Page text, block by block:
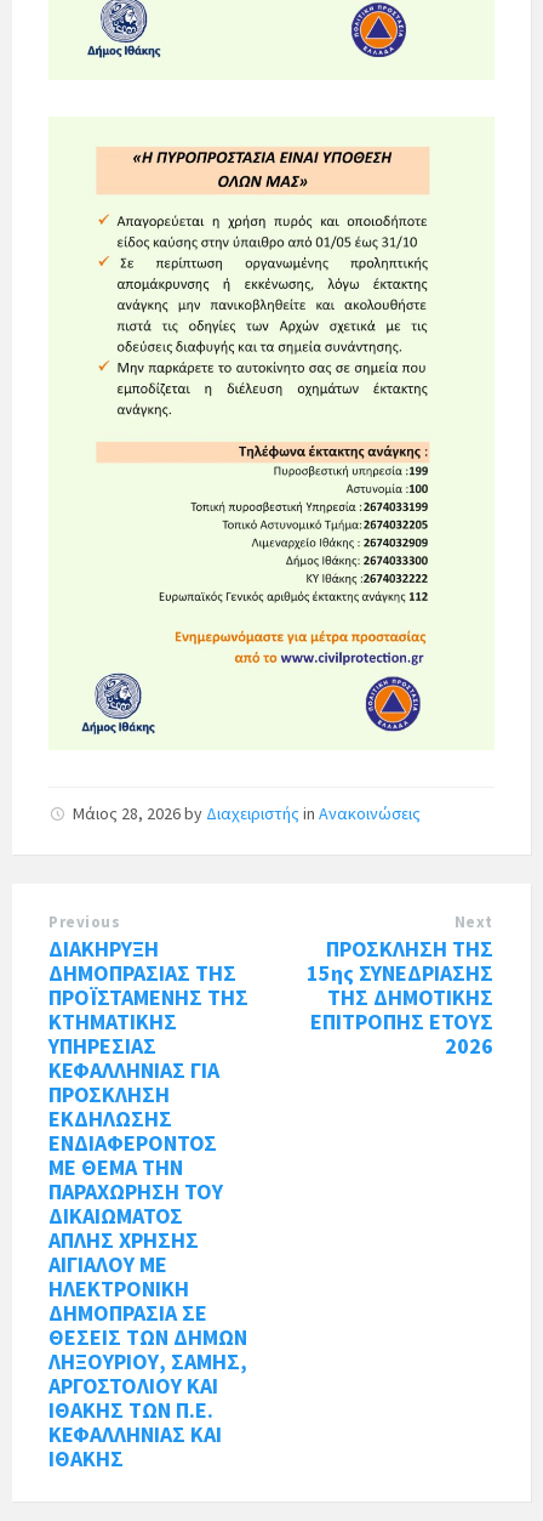
Μάιος 28, 2026by Διαχειριστής in Ανακοινώσεις
Previous
ΔΙΑΚΗΡΥΞΗ
ΔΗΜΟΠΡΑΣΙΑΣ ΤΗΣ
ΠΡΟΪΣΤΑΜΕΝΗΣ ΤΗΣ
ΚΤΗΜΑΤΙΚΗΣ
ΥΠΗΡΕΣΙΑΣ
ΚΕΦΑΛΛΗΝΙΑΣ ΓΙΑ
ΠΡΟΣΚΛΗΣΗ
ΕΚΔΗΛΩΣΗΣ
ΕΝΔΙΑΦΕΡΟΝΤΟΣ
ΜΕ ΘΕΜΑ ΤΗΝ
ΠΑΡΑΧΩΡΗΣΗ ΤΟΥ
ΔΙΚΑΙΩΜΑΤΟΣ
ΑΠΛΗΣ ΧΡΗΣΗΣ
ΑΙΓΙΑΛΟΥ ΜΕ
ΗΛΕΚΤΡΟΝΙΚΗ
ΔΗΜΟΠΡΑΣΙΑ ΣΕ
ΘΕΣΕΙΣ ΤΩΝ ΔΗΜΩΝ
ΛΗΞΟΥΡΙΟΥ, ΣΑΜΗΣ,
ΑΡΓΟΣΤΟΛΙΟΥ ΚΑΙ
ΙΘΑΚΗΣ ΤΩΝ Π.Ε.
ΚΕΦΑΛΛΗΝΙΑΣ ΚΑΙ
ΙΘΑΚΗΣ
Next
ΠΡΟΣΚΛΗΣΗ ΤΗΣ
15ης ΣΥΝΕΔΡΙΑΣΗΣ
ΤΗΣ ΔΗΜΟΤΙΚΗΣ
ΕΠΙΤΡΟΠΗΣ ΕΤΟΥΣ
2026